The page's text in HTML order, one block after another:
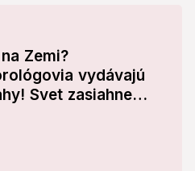
Zemi?
vydávajú
Svet zasiahne